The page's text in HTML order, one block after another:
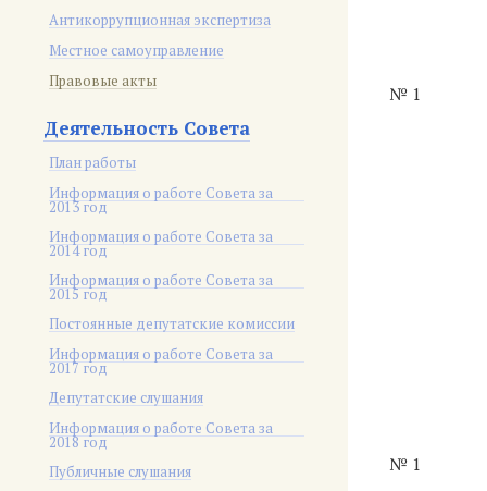
Антикоррупционная экспертиза
Местное самоуправление
Правовые акты
Деятельность Совета
План работы
Информация о работе Совета за
2013 год
Информация о работе Совета за
2014 год
Информация о работе Совета за
2015 год
Постоянные депутатские комиссии
Информация о работе Совета за
2017 год
Депутатские слушания
Информация о работе Совета за
2018 год
Публичные слушания
№ 1
№ 1